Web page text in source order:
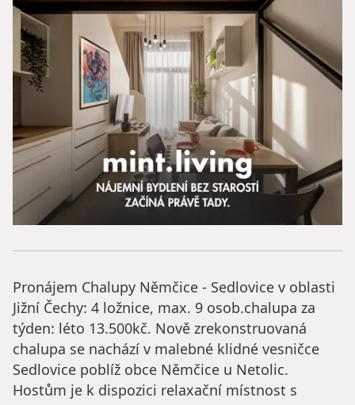
Pronájem Chalupy Němčice - Sedlovice v oblasti
Jižní Čechy: 4 ložnice, max. 9 osob.chalupa za
týden: léto 13.500kč. Nově zrekonstruovaná
chalupa se nachází v malebné klidné vesničce
Sedlovice poblíž obce Němčice u Netolic.
Hostům je k dispozici relaxační místnost s